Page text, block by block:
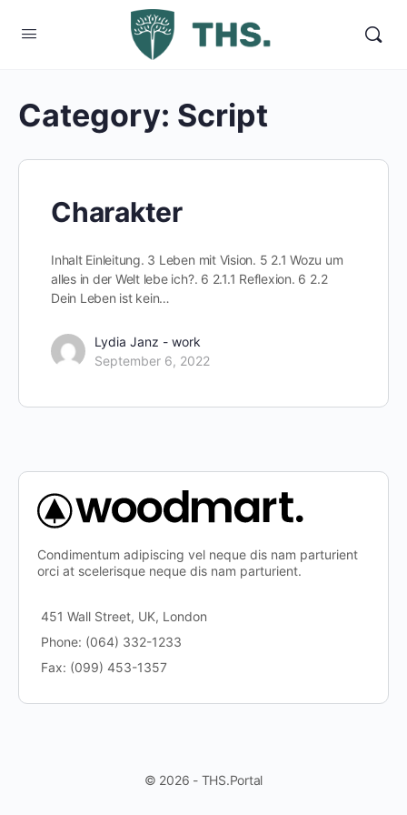
Category: Script
Charakter
Inhalt Einleitung. 3 Leben mit Vision. 5 2.1 Wozu um
alles in der Welt lebe ich?. 6 2.1.1 Reflexion. 6 2.2
Dein Leben ist kein…
Lydia Janz - work
September 6, 2022
Condimentum adipiscing vel neque dis nam parturient
orci at scelerisque neque dis nam parturient.
451 Wall Street, UK, London
Phone: (064) 332-1233
Fax: (099) 453-1357
© 2026 - THS.Portal